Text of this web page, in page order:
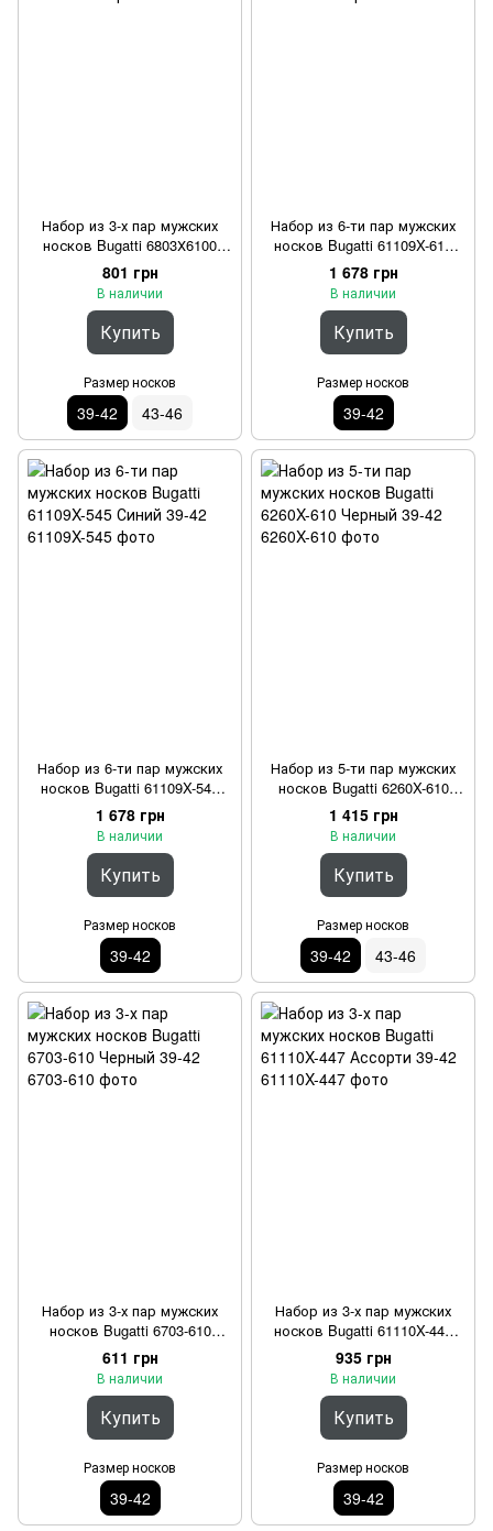
Набор из 3-х пар мужских
носков Bugatti 6803Х6100
Черный 39-42
801 грн
В наличии
Купить
Размер носков
39-42 43-46
Набор из 6-ти пар мужских
носков Bugatti 61109X-610
Черный 39-42
1 678 грн
В наличии
Купить
Размер носков
39-42
Набор из 6-ти пар мужских
носков Bugatti 61109X-545
Синий 39-42
1 678 грн
В наличии
Купить
Размер носков
39-42
Набор из 5-ти пар мужских
носков Bugatti 6260X-610
Черный 39-42
1 415 грн
В наличии
Купить
Размер носков
39-42 43-46
Набор из 3-х пар мужских
носков Bugatti 6703-610
Черный 39-42
611 грн
В наличии
Купить
Размер носков
39-42
Набор из 3-х пар мужских
носков Bugatti 61110X-447
Ассорти 39-42
935 грн
В наличии
Купить
Размер носков
39-42